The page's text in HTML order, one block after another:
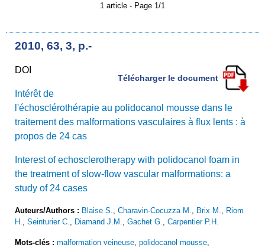
1 article - Page 1/1
2010, 63, 3, p.-
DOI
Télécharger le document
Intérêt de
l'échosclérothérapie au polidocanol mousse dans le
traitement des malformations vasculaires à flux lents : à
propos de 24 cas
Interest of echosclerotherapy with polidocanol foam in
the treatment of slow-flow vascular malformations: a
study of 24 cases
Auteurs/Authors : Blaise S. Charavin-Cocuzza M. Brix M.
Riom
H.
Seinturier C. Diamand J.M. Gachet G. Carpentier P.H.
Mots-clés : malformation veineuse polidocanol mousse